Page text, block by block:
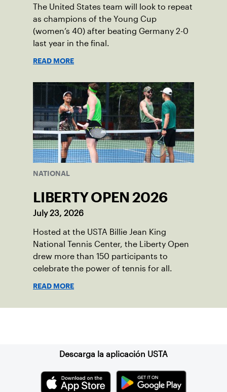
The United States team will look to repeat
as champions of the Young Cup
(women’s 40) after beating Germany 2-0
last year in the final.
READ MORE
NATIONAL
LIBERTY OPEN 2026
July 23, 2026
Hosted at the USTA Billie Jean King
National Tennis Center, the Liberty Open
drew more than 150 participants to
celebrate the power of tennis for all.
READ MORE
Descarga la aplicación USTA